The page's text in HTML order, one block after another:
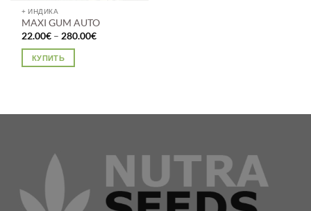
+ ИНДИКА
MAXI GUM AUTO
22.00€ – 280.00€Диапазон
КУПИТЬ
несколько
можно
выбрать
на
странице